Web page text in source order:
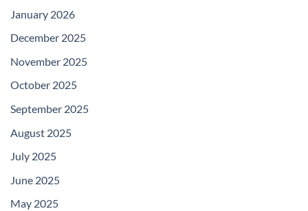
January 2026
December 2025
November 2025
October 2025
September 2025
August 2025
July 2025
June 2025
May 2025